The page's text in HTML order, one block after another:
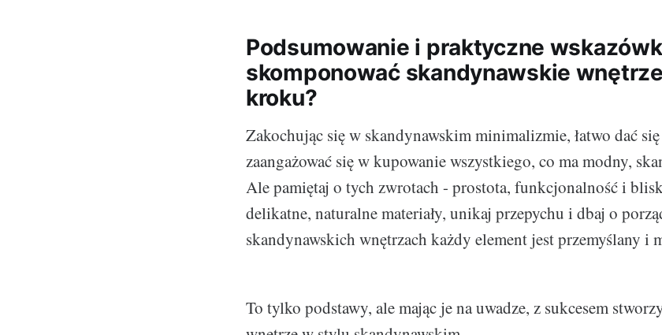
Podsumowanie i praktyczne
skomponować skandynawskie
kroku?
Zakochując się w skandynawskim minimalizmie, łatwo dać
zaangażować się w kupowanie wszystkiego, co ma modny,
Ale pamiętaj o tych zwrotach - prostota, funkcjonalność i
delikatne, naturalne materiały, unikaj przepychu i dbaj o
skandynawskich wnętrzach każdy element jest przemyślany i
To tylko podstawy, ale mając je na uwadze, z sukcesem